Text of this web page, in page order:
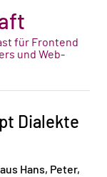
für Frontend
und Web-
Dialekte
Hans, Peter,